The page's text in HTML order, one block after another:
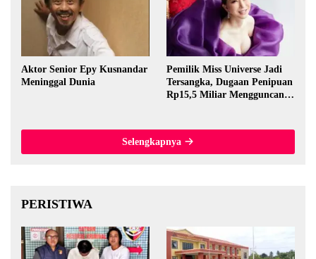
Aktor Senior Epy Kusnandar
Meninggal Dunia
Pemilik Miss Universe Jadi
Tersangka, Dugaan Penipuan
Rp15,5 Miliar Mengguncang
Selengkapnya
PERISTIWA